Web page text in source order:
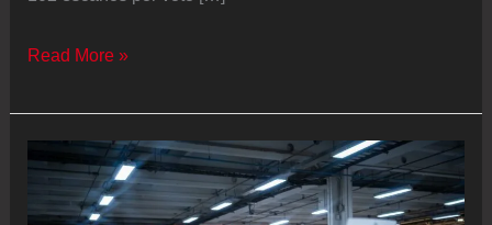
Elecciones
Colombia
vivo
Read More »